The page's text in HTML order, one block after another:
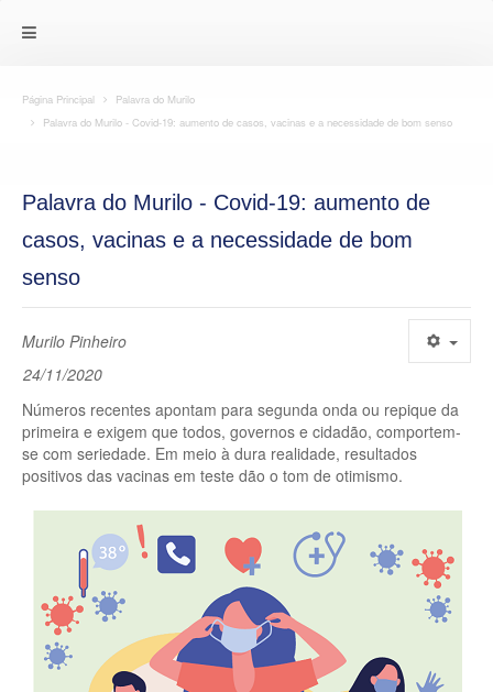
Página Principal
Palavra do Murilo
Palavra do Murilo - Covid-19: aumento de casos, vacinas e a necessidade de bom senso
Palavra do Murilo - Covid-19: aumento de
casos, vacinas e a necessidade de bom
senso
Murilo Pinheiro
24/11/2020
Números recentes apontam para segunda onda ou repique da
primeira e exigem que todos, governos e cidadão, comportem-
se com seriedade. Em meio à dura realidade, resultados
positivos das vacinas em teste dão o tom de otimismo.